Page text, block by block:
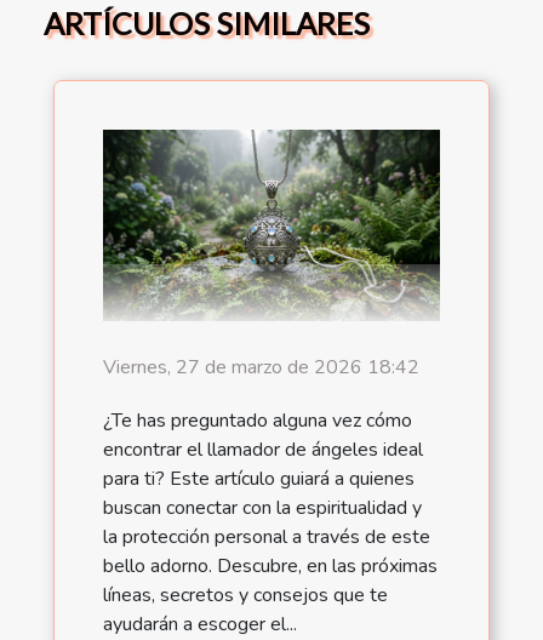
ARTÍCULOS SIMILARES
Viernes, 27 de marzo de 2026 18:42
¿Te has preguntado alguna vez cómo
encontrar el llamador de ángeles ideal
para ti? Este artículo guiará a quienes
buscan conectar con la espiritualidad y
la protección personal a través de este
bello adorno. Descubre, en las próximas
líneas, secretos y consejos que te
ayudarán a escoger el...